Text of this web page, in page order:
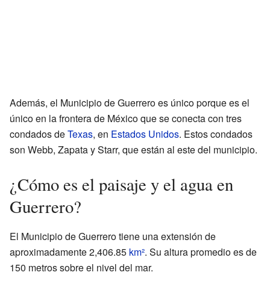
Además, el Municipio de Guerrero es único porque es el
único en la frontera de México que se conecta con tres
condados deTexas, en Estados Unidos. Estos condados
son Webb, Zapata y Starr, que están al este del municipio.
¿Cómo es el paisaje y el agua en
Guerrero?
El Municipio de Guerrero tiene una extensión de
aproximadamente 2,406.85 km². Su altura promedio es de
150 metros sobre el nivel del mar.